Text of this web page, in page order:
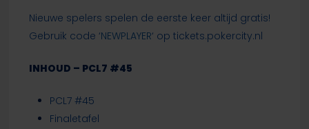
Nieuwe spelers spelen de eerste keer altijd gratis!
Gebruik code ‘NEWPLAYER‘ op tickets.pokercity.nl
INHOUD – PCL7 #45
PCL7 #45
Finaletafel